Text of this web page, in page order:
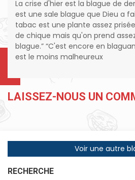
La crise d'hier est la blague de
est une sale blague que Dieu a
tabac est une plante assez
de chique mais qu'on prend
blague.” “C'est encore en
est le moins malheureux
LAISSEZ-NOUS UN
Voir une autre
RECHERCHE